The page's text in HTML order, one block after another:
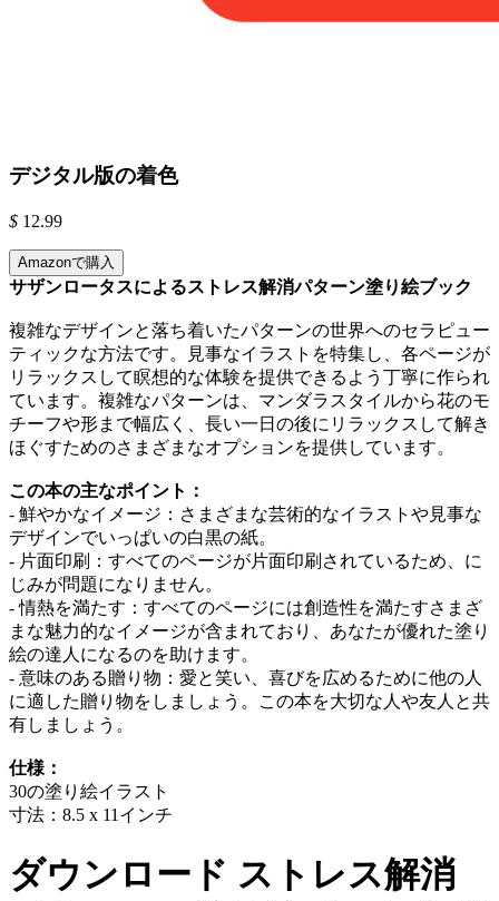
デジタル版の着色
$ 12.99
Amazonで購入
サザンロータスによるストレス解消パターン塗り絵ブック
複雑なデザインと落ち着いたパターンの世界へのセラピュー
ティックな方法です。見事なイラストを特集し、各ページが
リラックスして瞑想的な体験を提供できるよう丁寧に作られ
ています。複雑なパターンは、マンダラスタイルから花のモ
チーフや形まで幅広く、長い一日の後にリラックスして解き
ほぐすためのさまざまなオプションを提供しています。
この本の主なポイント：
- 鮮やかなイメージ：さまざまな芸術的なイラストや見事な
デザインでいっぱいの白黒の紙。
- 片面印刷：すべてのページが片面印刷されているため、に
じみが問題になりません。
- 情熱を満たす：すべてのページには創造性を満たすさまざ
まな魅力的なイメージが含まれており、あなたが優れた塗り
絵の達人になるのを助けます。
- 意味のある贈り物：愛と笑い、喜びを広めるために他の人
に適した贈り物をしましょう。この本を大切な人や友人と共
有しましょう。
仕様：
30の塗り絵イラスト
寸法：8.5 x 11インチ
ダウンロード ストレス解消